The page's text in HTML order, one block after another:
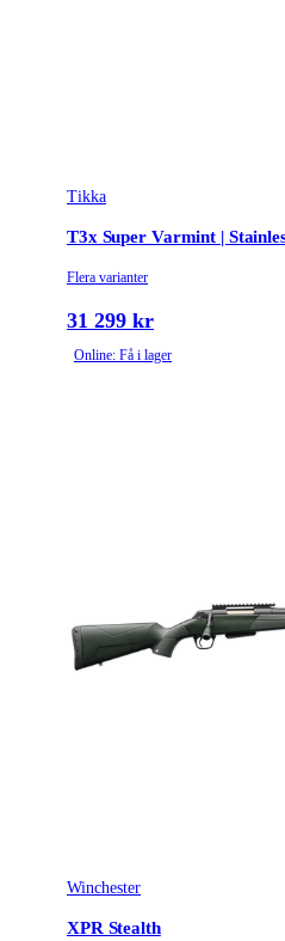
Tikka
T3x Super Varmint |
Flera varianter
31 299 kr
Online: Få i lager
Winchester
XPR Stealth